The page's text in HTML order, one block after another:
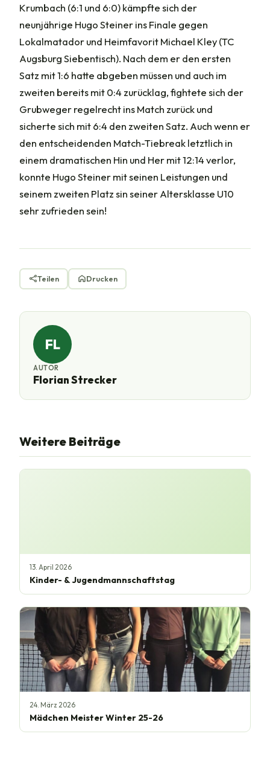
Krumbach (6:1 und 6:0) kämpfte sich der
neunjährige Hugo Steiner ins Finale gegen
Lokalmatador und Heimfavorit Michael Kley (TC
Augsburg Siebentisch). Nach dem er den ersten
Satz mit 1:6 hatte abgeben müssen und auch im
zweiten bereits mit 0:4 zurücklag, fightete sich der
Grubweger regelrecht ins Match zurück und
sicherte sich mit 6:4 den zweiten Satz. Auch wenn er
den entscheidenden Match-Tiebreak letztlich in
einem dramatischen Hin und Her mit 12:14 verlor,
konnte Hugo Steiner mit seinen Leistungen und
seinem zweiten Platz sin seiner Altersklasse U10
sehr zufrieden sein!
Teilen Drucken
FL
AUTOR
Florian Strecker
Weitere Beiträge
13. April 2026
Kinder- & Jugendmannschaftstag
24. März 2026
Mädchen Meister Winter 25-26